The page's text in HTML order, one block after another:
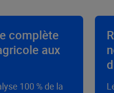
complète
aux
100 % de la